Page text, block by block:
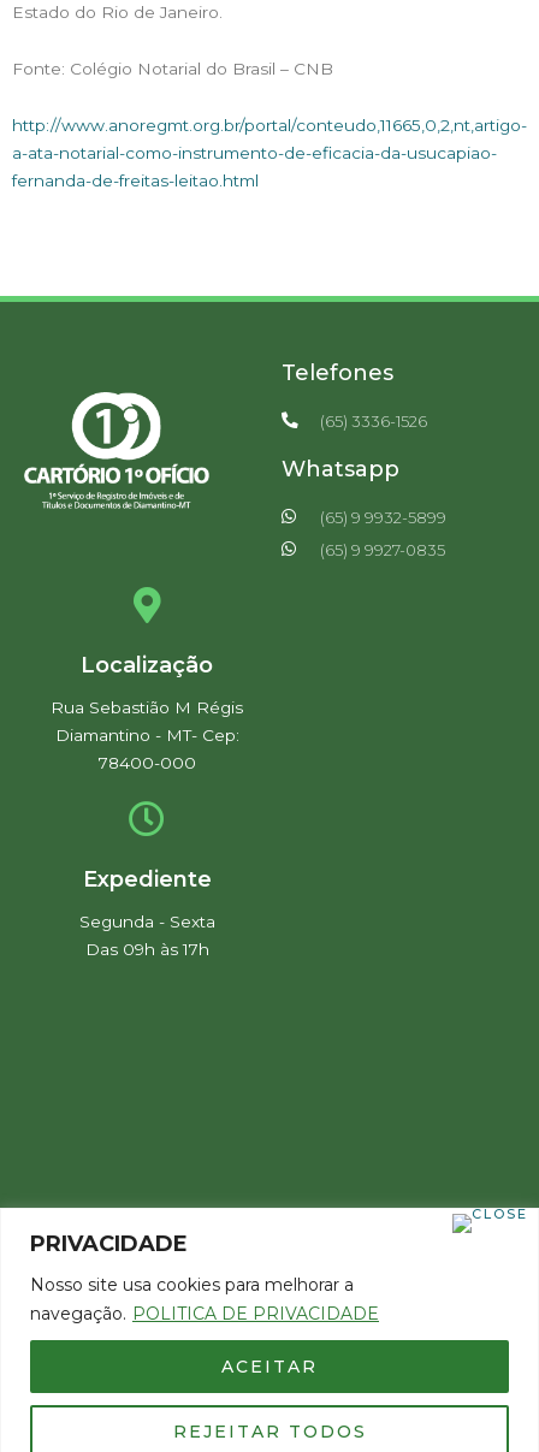
PRIVACIDADE
Nosso site usa cookies para melhorar a
navegação. POLITICA DE PRIVACIDADE
REJEITAR TODOS
ACEITAR
Estado do Rio de Janeiro.
Fonte: Colégio Notarial do Brasil – CNB
http://www.anoregmt.org.br/portal/conteudo,11665,0,2,nt,artigo-
a-ata-notarial-como-instrumento-de-eficacia-da-usucapiao-
fernanda-de-freitas-leitao.html
Telefones
(65) 3336-1526
Whatsapp
(65) 9 9932-5899
(65) 9 9927-0835
Localização
Rua Sebastião M Régis
Diamantino - MT- Cep:
78400-000
Expediente
Segunda - Sexta
Das 09h às 17h
Copyright 2022 © Todos os direitos reservados